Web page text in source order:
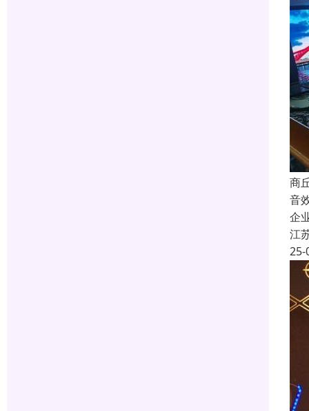
商
音
企
江
25-